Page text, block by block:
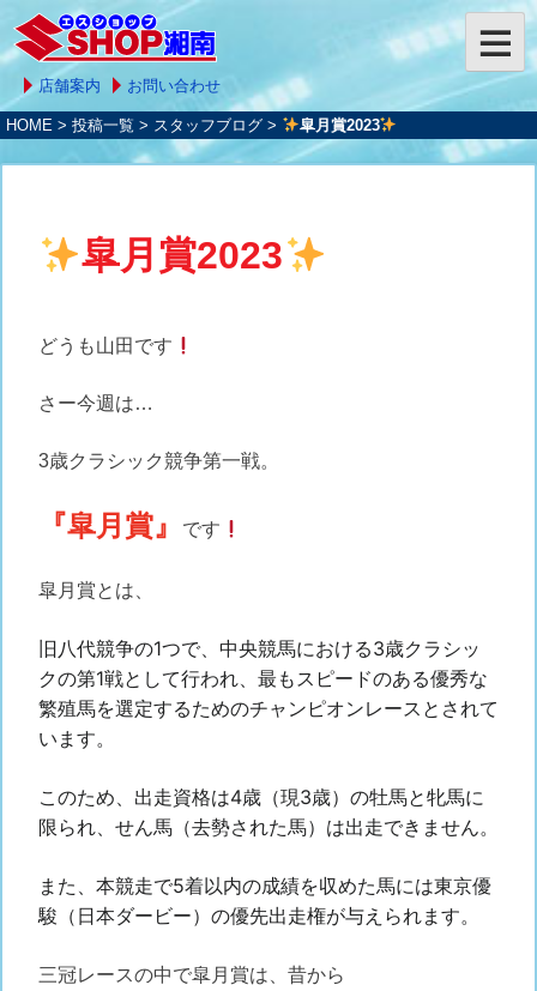
店舗案内 お問い合わせ
HOME > 投稿一覧 > スタッフブログ > 皐月賞2023
皐月賞2023
どうも山田です
さー今週は…
3歳クラシック競争第一戦。
『皐月賞』 です
皐月賞とは、
旧八代競争の1つで、中央競馬における3歳クラシッ
クの第1戦として行われ、最もスピードのある優秀な
繁殖馬を選定するためのチャンピオンレースとされて
います。
このため、出走資格は4歳（現3歳）の牡馬と牝馬に
限られ、せん馬 （去勢された馬）は出走できません。
また、本競走で5着以内の成績を収めた馬には東京優
駿 （日本ダービー）の優先出走権が与えられます。
三冠レースの中で皐月賞は、昔から